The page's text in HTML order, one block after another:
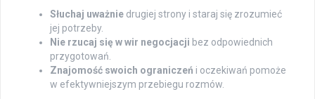
Słuchaj uważnie drugiej strony i staraj się zrozumieć
jej potrzeby.
Nie rzucaj się w wir negocjacji bez odpowiednich
przygotowań.
Znajomość swoich ograniczeń i oczekiwań pomoże
w efektywniejszym przebiegu rozmów.